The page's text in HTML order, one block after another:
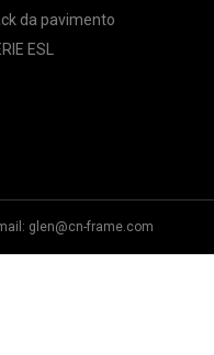
da pavimento
ESL
glen@cn-frame.com